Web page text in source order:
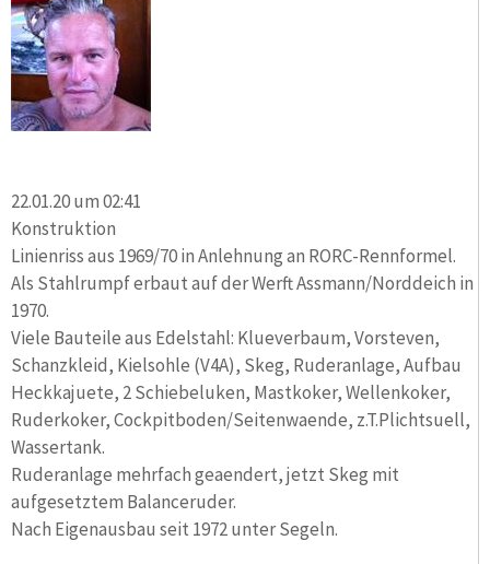
22.01.20 um 02:41
Konstruktion
Linienriss aus 1969/70 in Anlehnung an RORC-Rennformel.
Als Stahlrumpf erbaut auf der Werft Assmann/Norddeich in
1970.
Viele Bauteile aus Edelstahl: Klueverbaum, Vorsteven,
Schanzkleid, Kielsohle (V4A), Skeg, Ruderanlage, Aufbau
Heckkajuete, 2 Schiebeluken, Mastkoker, Wellenkoker,
Ruderkoker, Cockpitboden/Seitenwaende, z.T.Plichtsuell,
Wassertank.
Ruderanlage mehrfach geaendert, jetzt Skeg mit
aufgesetztem Balanceruder.
Nach Eigenausbau seit 1972 unter Segeln.